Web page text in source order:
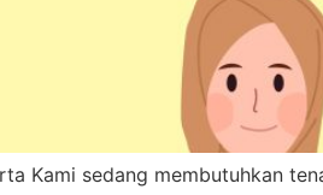
Kami sedang membutuhkan